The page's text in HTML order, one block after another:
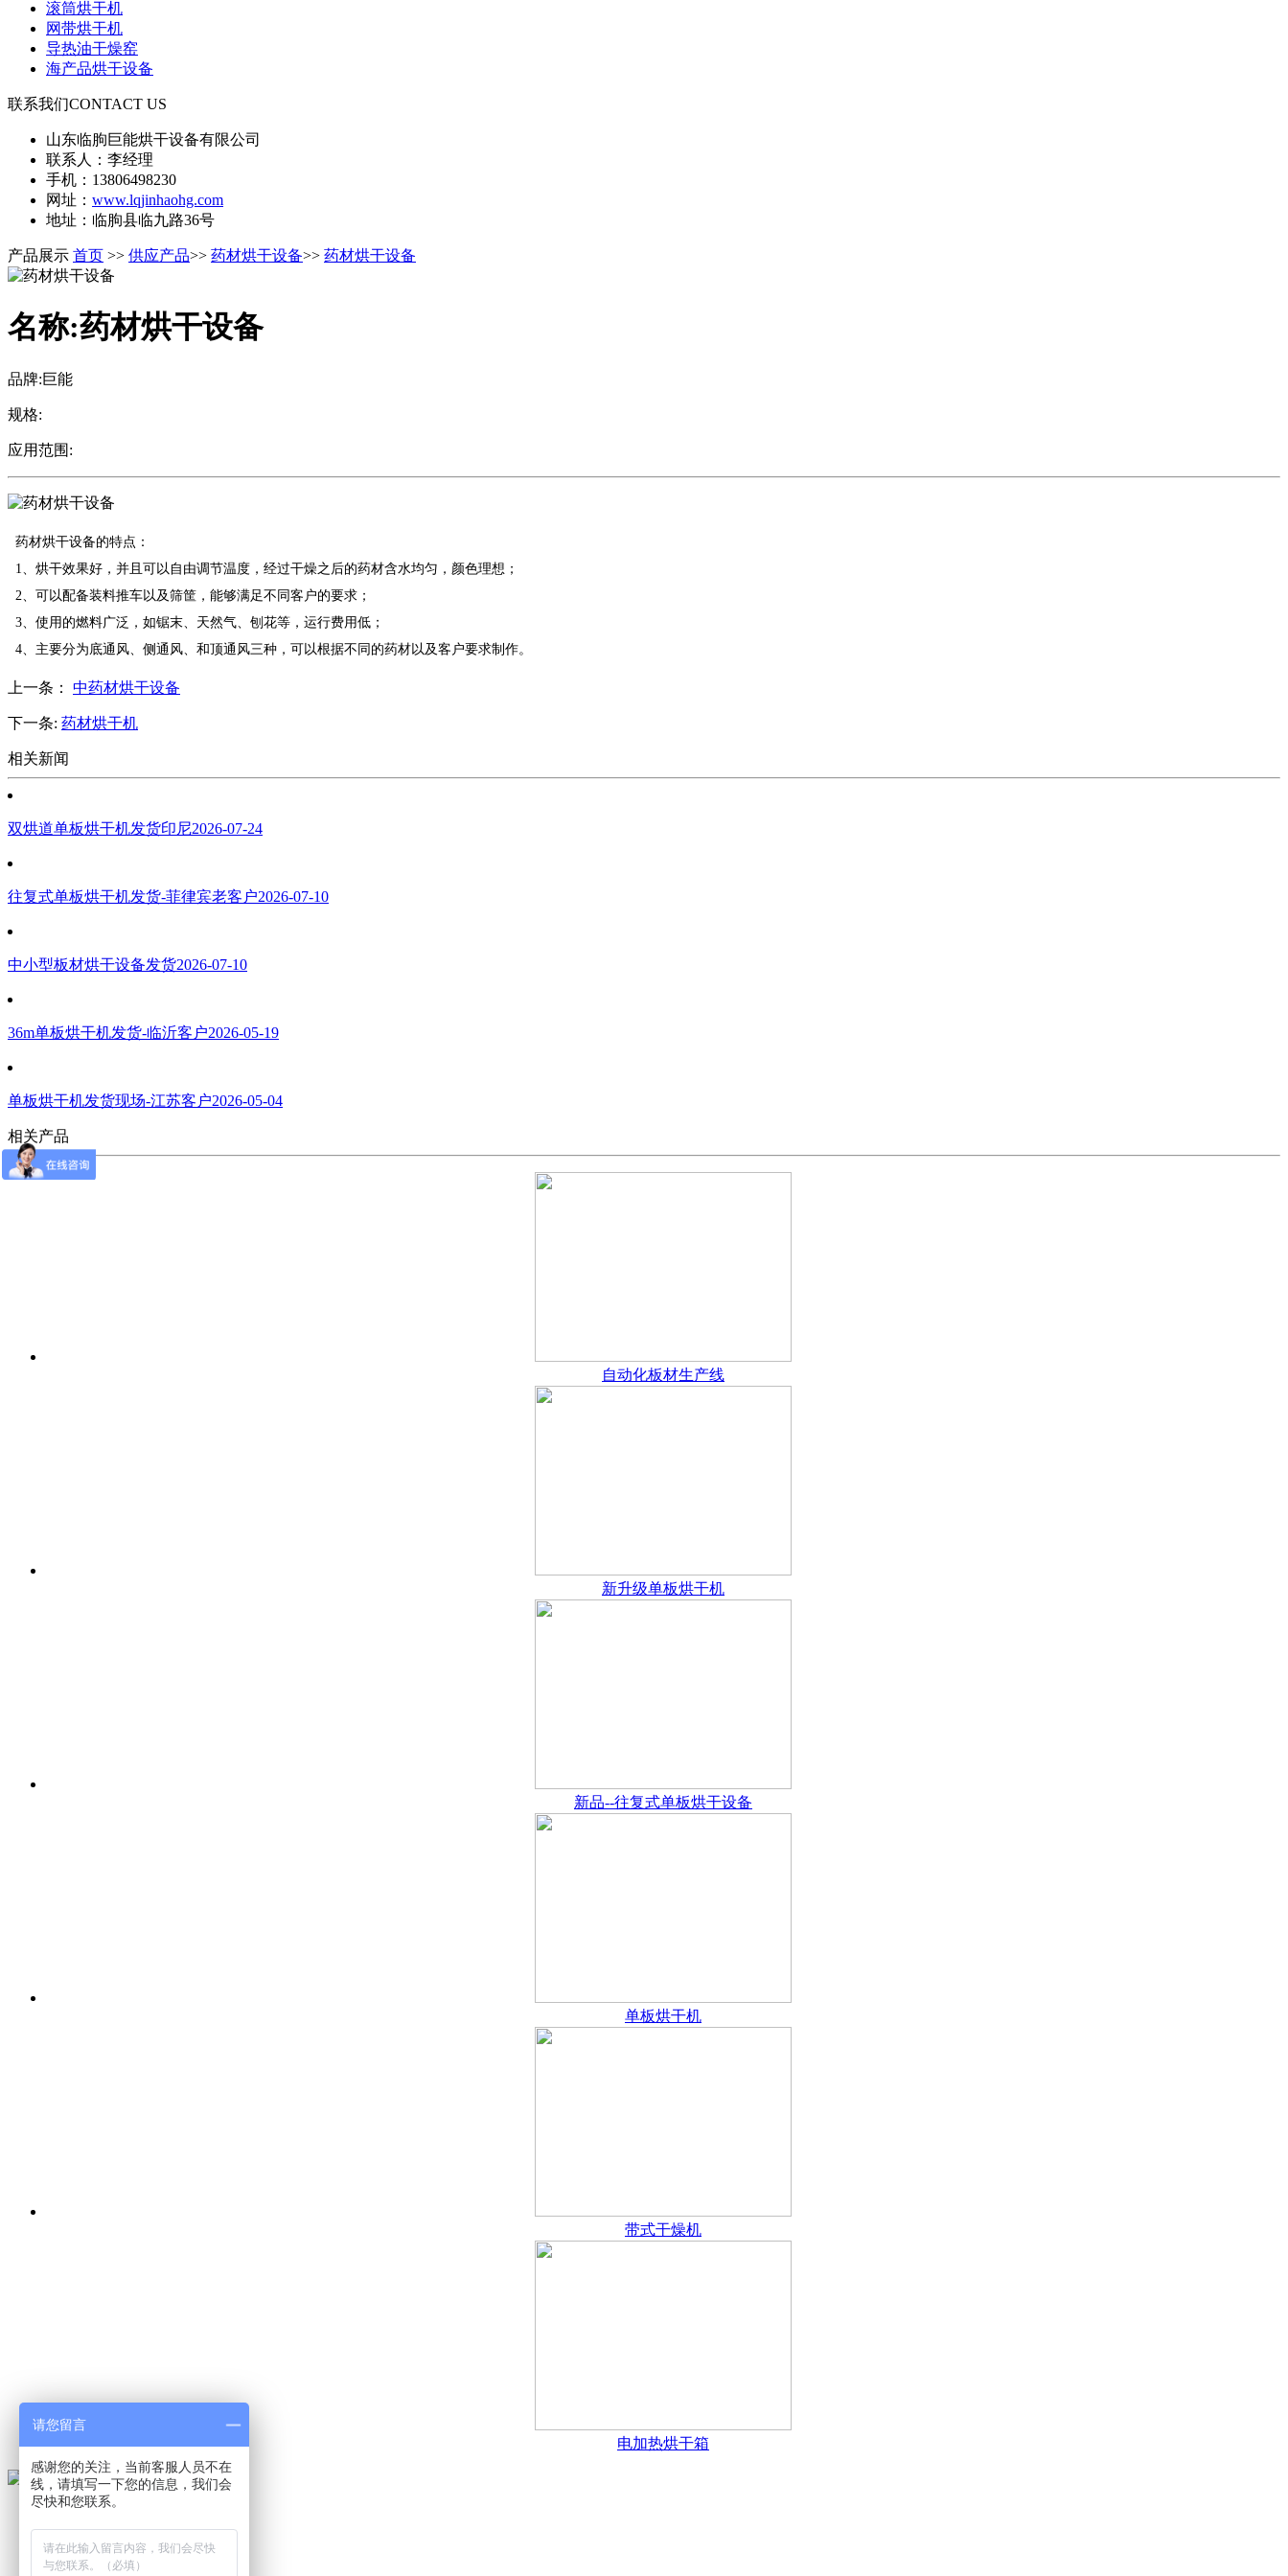
滚筒烘干机
网带烘干机
导热油干燥窑
海产品烘干设备
联系我们CONTACT US
山东临朐巨能烘干设备有限公司
联系人：李经理
手机：13806498230
网址： www.lqjinhaohg.com
地址：临朐县临九路36号
产品展示 首页 >> 供应产品>> 药材烘干设备>> 药材烘干设备
名称:药材烘干设备
品牌:巨能
规格:
应用范围:
药材烘干设备的特点：
1、烘干效果好，并且可以自由调节温度，经过干燥之后的药材含水均匀，颜色理想；
2、可以配备装料推车以及筛筐，能够满足不同客户的要求；
3、使用的燃料广泛，如锯末、天然气、刨花等，运行费用低；
4、主要分为底通风、侧通风、和顶通风三种，可以根据不同的药材以及客户要求制作。
上一条： 中药材烘干设备
下一条: 药材烘干机
相关新闻
双烘道单板烘干机发货印尼2026-07-24
往复式单板烘干机发货-菲律宾老客户2026-07-10
中小型板材烘干设备发货2026-07-10
36m单板烘干机发货-临沂客户2026-05-19
单板烘干机发货现场-江苏客户2026-05-04
相关产品
自动化板材生产线
新升级单板烘干机
新品--往复式单板烘干设备
单板烘干机
带式干燥机
电加热烘干箱
关于我们
产品展示
请您留言
感谢您的关注，当前客服人员不在
线，请填写一下您的信息，我们会
尽快和您联系。